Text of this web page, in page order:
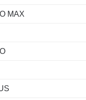
MAX